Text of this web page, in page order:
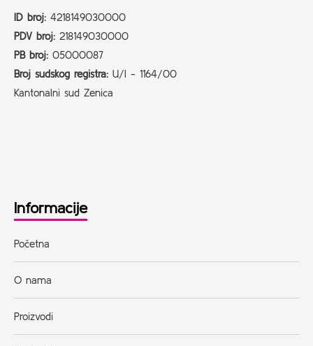
ID broj: 4218149030000
PDV broj: 218149030000
PB broj: 05000087
Broj sudskog registra: U/I - 1164/00
Kantonalni sud Zenica
Informacije
Početna
O nama
Proizvodi